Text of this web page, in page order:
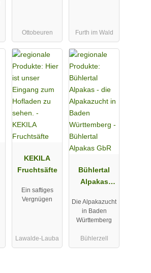
Ottobeuren Furth im Wald
KEKILA
Fruchtsäfte
Ein saftiges
Vergnügen
Lawalde-Lauba
Bühlertal
Alpakas
Die Alpakazucht
in Baden
Württemberg
Bühlerzell